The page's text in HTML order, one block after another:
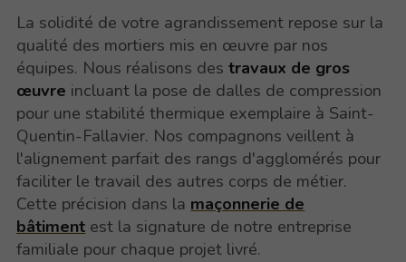
La solidité de votre agrandissement repose sur la
qualité des mortiers mis en œuvre par nos
équipes. Nous réalisons destravaux de gros
œuvre incluant la pose de dalles de compression
pour une stabilité thermique exemplaire à Saint-
Quentin-Fallavier. Nos compagnons veillent à
l'alignement parfait des rangs d'agglomérés pour
faciliter le travail des autres corps de métier.
Cette précision dans la maçonnerie de
bâtiment est la signature de notre entreprise
familiale pour chaque projet livré.